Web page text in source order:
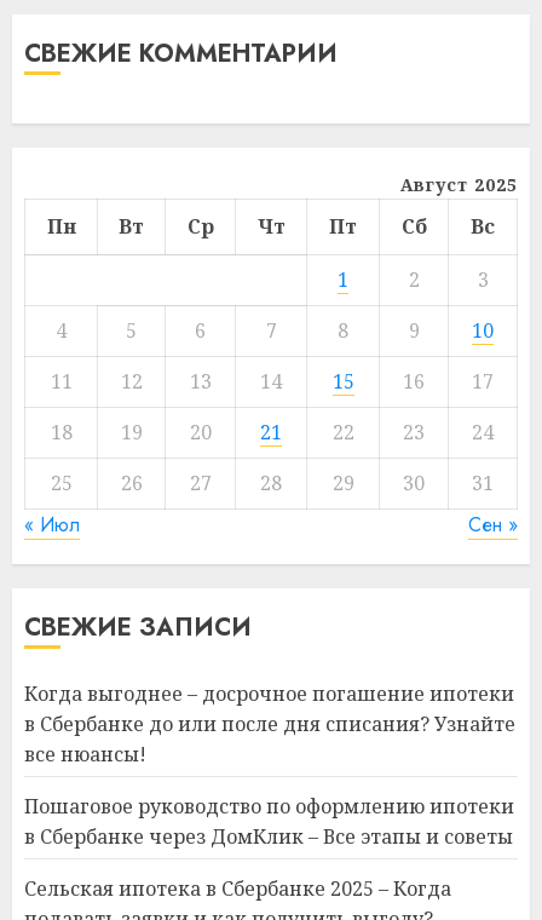
СВЕЖИЕ КОММЕНТАРИИ
Август 2025
Пн Вт Ср Чт Пт Сб
Вс
1
2
3
4
5 6 7 8 9
10
11
12 13 14 15 16
17
18
19 20 21 22 23
24
25
26 27 28 29 30 31
« Июл Сен »
СВЕЖИЕ ЗАПИСИ
Когда выгоднее – досрочное погашение ипотеки
в Сбербанке до или после дня списания? Узнайте
все нюансы!
Пошаговое руководство по оформлению ипотеки
в Сбербанке через ДомКлик – Все этапы и советы
Сельская ипотека в Сбербанке 2025 – Когда